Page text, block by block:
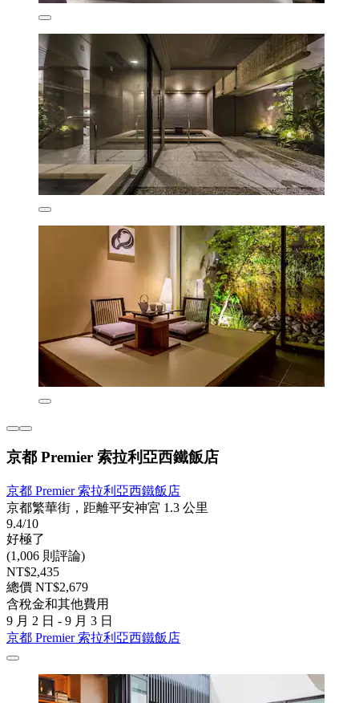
京都 Premier 索拉利亞西鐵飯店
京都 Premier 索拉利亞西鐵飯店
京都繁華街，距離平安神宮 1.3 公里
9.4/10
好極了
(1,006 則評論)
NT$2,435
總價 NT$2,679
含稅金和其他費用
9 月 2 日 - 9 月 3 日
京都 Premier 索拉利亞西鐵飯店